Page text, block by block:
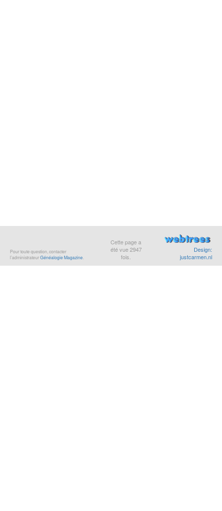
Pour toute question, contacter
l’administrateurGénéalogie Magazine.
Cette page a
été vue2947
fois.
Design:
justcarmen.nl